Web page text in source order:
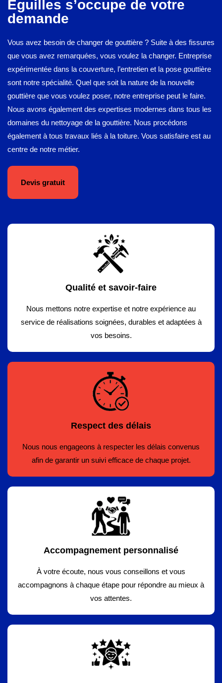
Eguilles s’occupe de votre
demande
Vous avez besoin de changer de gouttière ? Suite à des fissures
que vous avez remarquées, vous voulez la changer. Entreprise
expérimentée dans la couverture, l’entretien et la pose gouttière
sont notre spécialité. Quel que soit la nature de la nouvelle
gouttière que vous voulez poser, notre entreprise peut le faire.
Nous avons également des expertises modernes dans tous les
domaines du nettoyage de la gouttière. Nous procédons
également à tous travaux liés à la toiture. Vous satisfaire est au
centre de notre métier.
Devis gratuit
Qualité et savoir-faire
Nous mettons notre expertise et notre expérience au
service de réalisations soignées, durables et adaptées à
vos besoins.
Respect des délais
Nous nous engageons à respecter les délais convenus
afin de garantir un suivi efficace de chaque projet.
Accompagnement personnalisé
À votre écoute, nous vous conseillons et vous
accompagnons à chaque étape pour répondre au mieux à
vos attentes.